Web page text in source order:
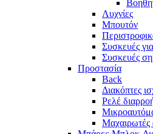
Λυχνίες
Μπουτόν
Συσκευές
Συσκευές
Προστασία
Back
Διακόπτες
Ρελέ
Μαχαιρωτές